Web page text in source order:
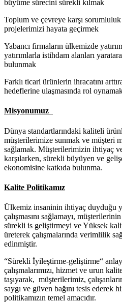
büyüme sürecini sürekli kılmak
Toplum ve çevreye karşı
projelerimizi hayata geçirmek
Yabancı firmaların ülkemizde
yatırımlarla istihdam alanları
bulunmak
Farklı ticari ürünlerin ihracatını
hedeflerine ulaşmasında rol
Misyonumuz
Dünya standartlarındaki kaliteli
müşterilerimize sunmak ve müşteri
sağlamak. Müşterilerimizin ihtiyaç
karşılarken, sürekli büyüyen ve
ekonomisine katkıda bulunma.
Kalite Politikamız
Ülkemiz insaninin ihtiyaç duyduğu
çalışmasını sağlamayı,
sürekli is geliştirmeyi ve Yüksek
üreterek çalışmalarında verimlilik
edinmiştir.
“Sürekli İyileştirme-geliştirme“
çalışmalarımızı, hizmet ve urun
taşıyarak, müşterilerimiz,
saygı ve güven bağını tesis ederek
politikamızın temel amacıdır.